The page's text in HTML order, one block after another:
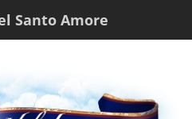
Santo Amore